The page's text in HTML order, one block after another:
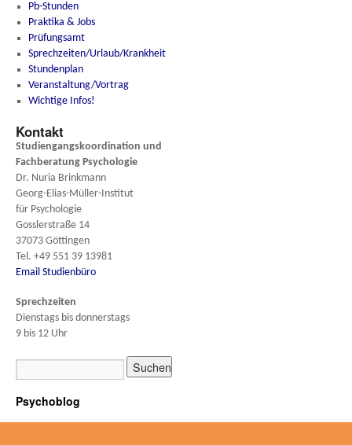
Pb-Stunden
Praktika & Jobs
Prüfungsamt
Sprechzeiten/Urlaub/Krankheit
Stundenplan
Veranstaltung/Vortrag
Wichtige Infos!
Kontakt
Studiengangskoordination und
Fachberatung Psychologie
Dr. Nuria Brinkmann
Georg-Elias-Müller-Institut
für Psychologie
Gosslerstraße 14
37073 Göttingen
Tel. +49 551 39 13981
Email Studienbüro
Sprechzeiten
Dienstags bis donnerstags
9 bis 12 Uhr
Psychoblog